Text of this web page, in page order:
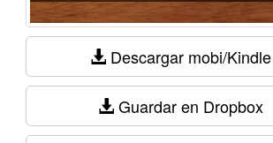
Descargar mobi/Kindle
Guardar en Dropbox